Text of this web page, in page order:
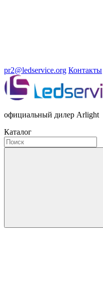
pr2@ledservice.org Контакты
официальный дилер Arlight
Каталог